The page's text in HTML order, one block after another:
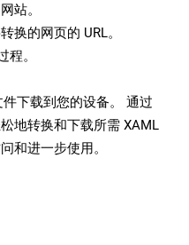
网站。
换的网页的 URL。
程。
下载到您的设备。 通过
地转换和下载所需 XAML
和进一步使用。